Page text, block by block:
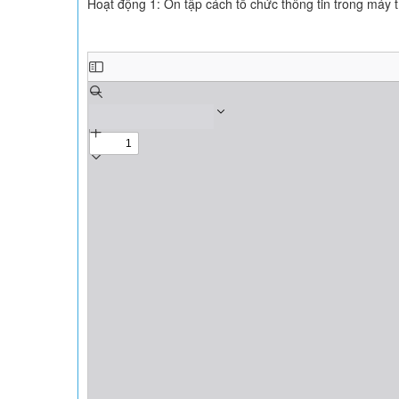
Hoạt động 1: Ôn tập cách tổ chức thông tin trong máy